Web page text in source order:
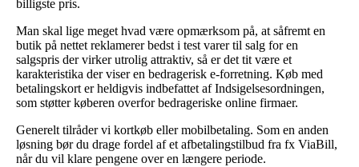
billigste pris.
Man skal lige meget hvad være opmærksom på, at såfremt en
butik på nettet reklamerer bedst i test varer til salg for en
salgspris der virker utrolig attraktiv, så er det tit være et
karakteristika der viser en bedragerisk e-forretning. Køb med
betalingskort er heldigvis indbefattet af Indsigelsesordningen,
som støtter køberen overfor bedrageriske online firmaer.
Generelt tilråder vi kortkøb eller mobilbetaling. Som en anden
løsning bør du drage fordel af et afbetalingstilbud fra fx ViaBill,
når du vil klare pengene over en længere periode.